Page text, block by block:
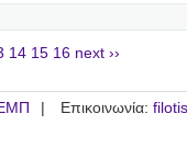
14 15 16 next ››
Επικοινωνία: